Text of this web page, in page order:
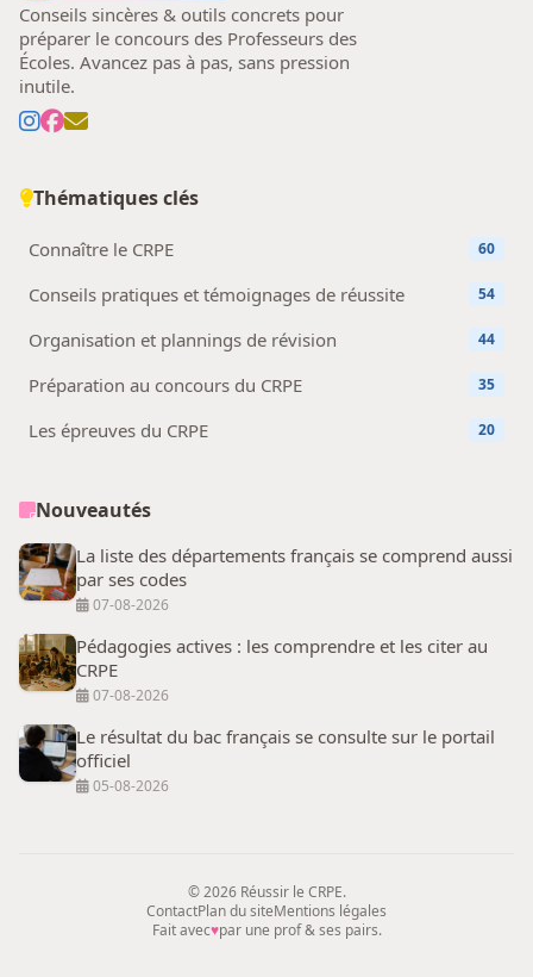
Conseils sincères & outils concrets pour
préparer le concours des Professeurs des
Écoles. Avancez pas à pas, sans pression
inutile.
Thématiques clés
Connaître le CRPE 60
Conseils pratiques et témoignages de réussite 54
Organisation et plannings de révision 44
Préparation au concours du CRPE 35
Les épreuves du CRPE 20
Nouveautés
La liste des départements français se comprend aussi
par ses codes
07-08-2026
Pédagogies actives : les comprendre et les citer au
CRPE
07-08-2026
Le résultat du bac français se consulte sur le portail
officiel
05-08-2026
© 2026 Réussir le CRPE.
ContactPlan du siteMentions légales
Fait avec♥par une prof & ses pairs.